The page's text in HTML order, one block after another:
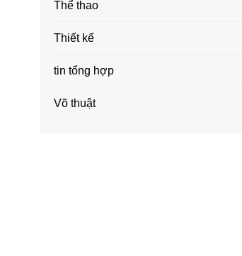
Thể thao
Thiết kế
tin tổng hợp
Võ thuật